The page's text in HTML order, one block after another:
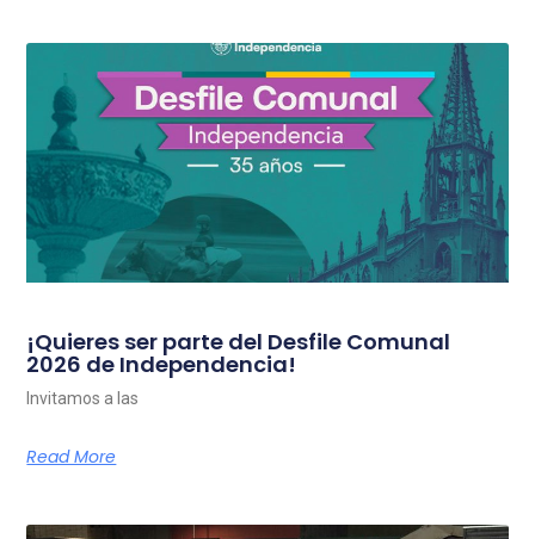
¡Quieres ser parte del Desfile Comunal
2026 de Independencia!
Invitamos a las
Read More